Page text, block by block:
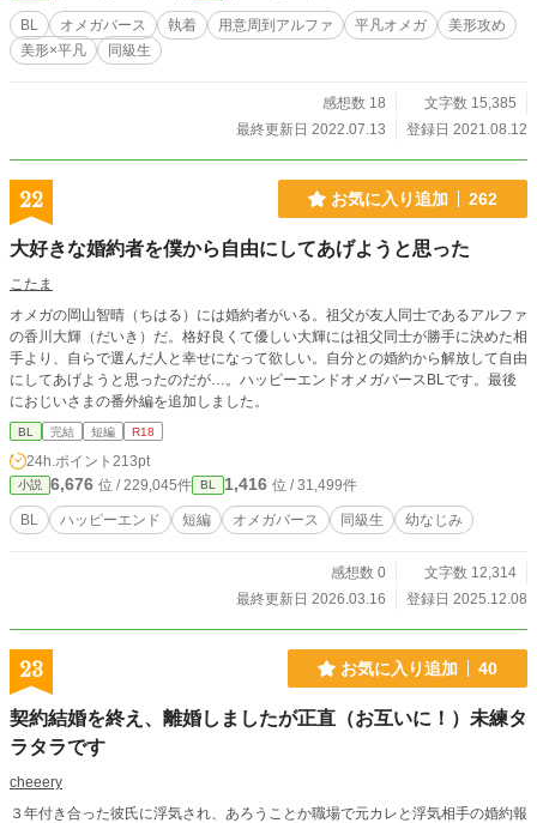
BL オメガバース 執着 用意周到アルファ 平凡オメガ
美形攻め
美形×平凡
同級生
感想数 18
文字数 15,385
最終更新日 2022.07.13
登録日 2021.08.12
22 お気に入り追加 262
大好きな婚約者を僕から自由にしてあげようと思った
こたま
オメガの岡山智晴（ちはる）には婚約者がいる。祖父が友人同士であるアルファ
の香川大輝（だいき）だ。格好良くて優しい大輝には祖父同士が勝手に決めた相
手より、自らで選んだ人と幸せになって欲しい。自分との婚約から解放して自由
にしてあげようと思ったのだが…。ハッピーエンドオメガバースBLです。最後
におじいさまの番外編を追加しました。
BL 完結 短編 R18
24h.ポイント 213pt
小説 6,676 位 / 229,045件 BL 1,416 位 / 31,499件
BL ハッピーエンド 短編 オメガバース 同級生 幼なじみ
感想数 0
文字数 12,314
最終更新日 2026.03.16
登録日 2025.12.08
23 お気に入り追加 40
契約結婚を終え、離婚しましたが正直（お互いに！）未練タ
ラタラです
cheeery
３年付き合った彼氏に浮気され、あろうことか職場で元カレと浮気相手の婚約報